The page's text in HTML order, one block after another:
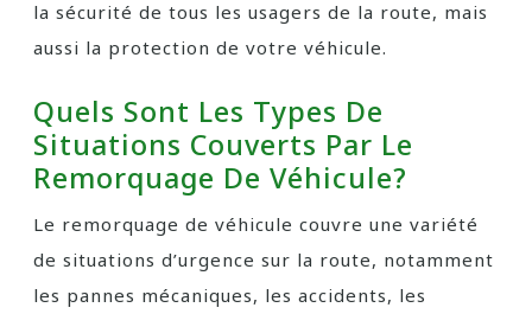
la sécurité de tous les usagers de la route, mais
aussi la protection de votre véhicule.
Quels Sont Les Types De
Situations Couverts Par Le
Remorquage De Véhicule?
Le remorquage de véhicule couvre une variété
de situations d’urgence sur la route, notamment
les pannes mécaniques, les accidents, les